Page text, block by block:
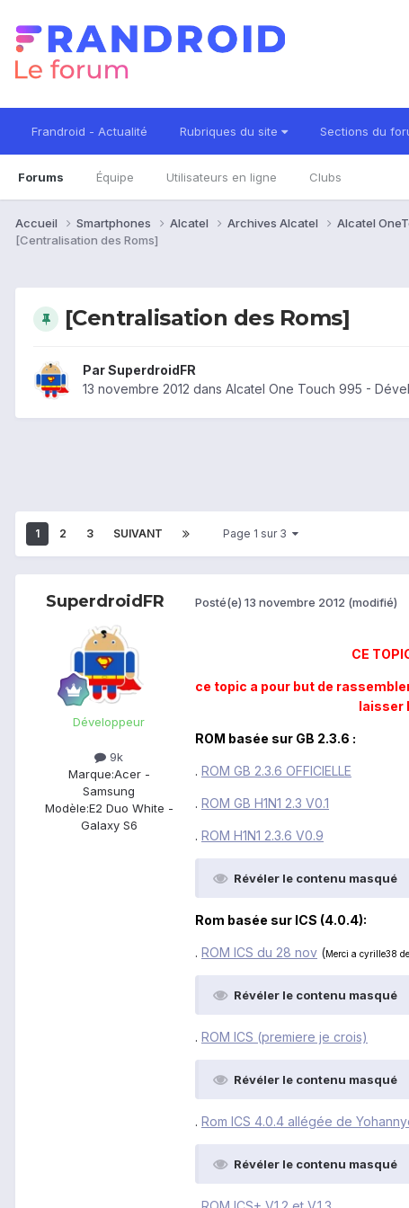
Frandroid - Actualité Rubriques du site Sections du
Forums Équipe Utilisateurs en ligne Clubs
Accueil Smartphones Alcatel Archives Alcatel Alcatel
[Centralisation des Roms]
[Centralisation des Roms]
ParSuperdroidFR
13 novembre 2012 dans Alcatel One Touch 995 -
1 2 3 SUIVANT Page 1 sur 3
SuperdroidFR
Développeur
9k
Marque:Acer -
Samsung
Modèle:E2 Duo White -
Galaxy S6
Posté(e) 13 novembre 2012 (modifié)
CE
ce topic a pour but de
laisser
ROM basée sur GB 2.3.6 :
. ROM GB 2.3.6 OFFICIELLE
. ROM GB H1N1 2.3 V0.1
. ROM H1N1 2.3.6 V0.9
Révéler le contenu masqué
Rom basée sur ICS (4.0.4):
. ROM ICS du 28 nov (Merci a cyrille38
Révéler le contenu masqué
. ROM ICS (premiere je crois)
Révéler le contenu masqué
. Rom ICS 4.0.4 allégée de
Révéler le contenu masqué